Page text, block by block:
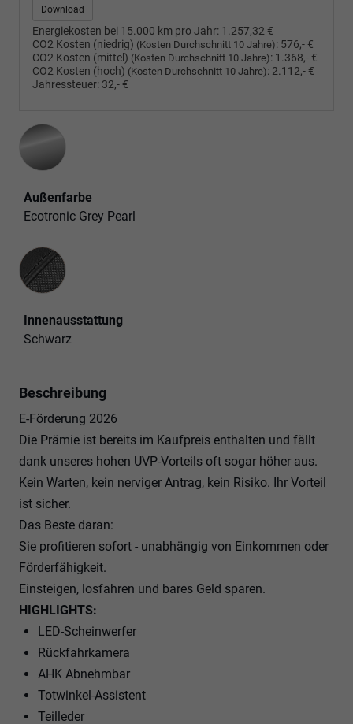
Download
Energiekosten bei 15.000 km pro Jahr: 1.257,32 €
CO2 Kosten (niedrig) (Kosten Durchschnitt 10 Jahre): 576,- €
CO2 Kosten (mittel) (Kosten Durchschnitt 10 Jahre): 1.368,- €
CO2 Kosten (hoch) (Kosten Durchschnitt 10 Jahre): 2.112,- €
Jahressteuer: 32,- €
Außenfarbe
Ecotronic Grey Pearl
Innenausstattung
Innenausstattung
Schwarz
Beschreibung
E-Förderung 2026
Die Prämie ist bereits im Kaufpreis enthalten und fällt
dank unseres hohen UVP-Vorteils oft sogar höher aus.
Kein Warten, kein nerviger Antrag, kein Risiko. Ihr Vorteil
ist sicher.
Das Beste daran:
Sie profitieren sofort - unabhängig von Einkommen oder
Förderfähigkeit.
Einsteigen, losfahren und bares Geld sparen.
HIGHLIGHTS:
LED-Scheinwerfer
Rückfahrkamera
AHK Abnehmbar
Totwinkel-Assistent
Teilleder